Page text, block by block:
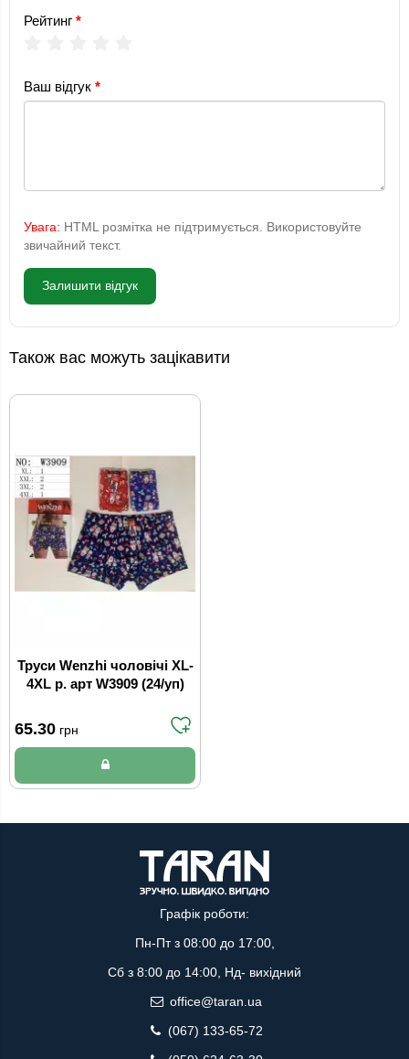
Рейтинг
Ваш відгук
Увага: HTML розмітка не підтримується. Використовуйте
звичайний текст.
Залишити відгук
Також вас можуть зацікавити
Труси Wenzhi чоловічі XL-
4XL р. арт W3909 (24/уп)
65.30 грн
Графік роботи:
Пн-Пт з 08:00 до 17:00,
Сб з 8:00 до 14:00, Нд- вихідний
office@taran.ua
(067) 133-65-72